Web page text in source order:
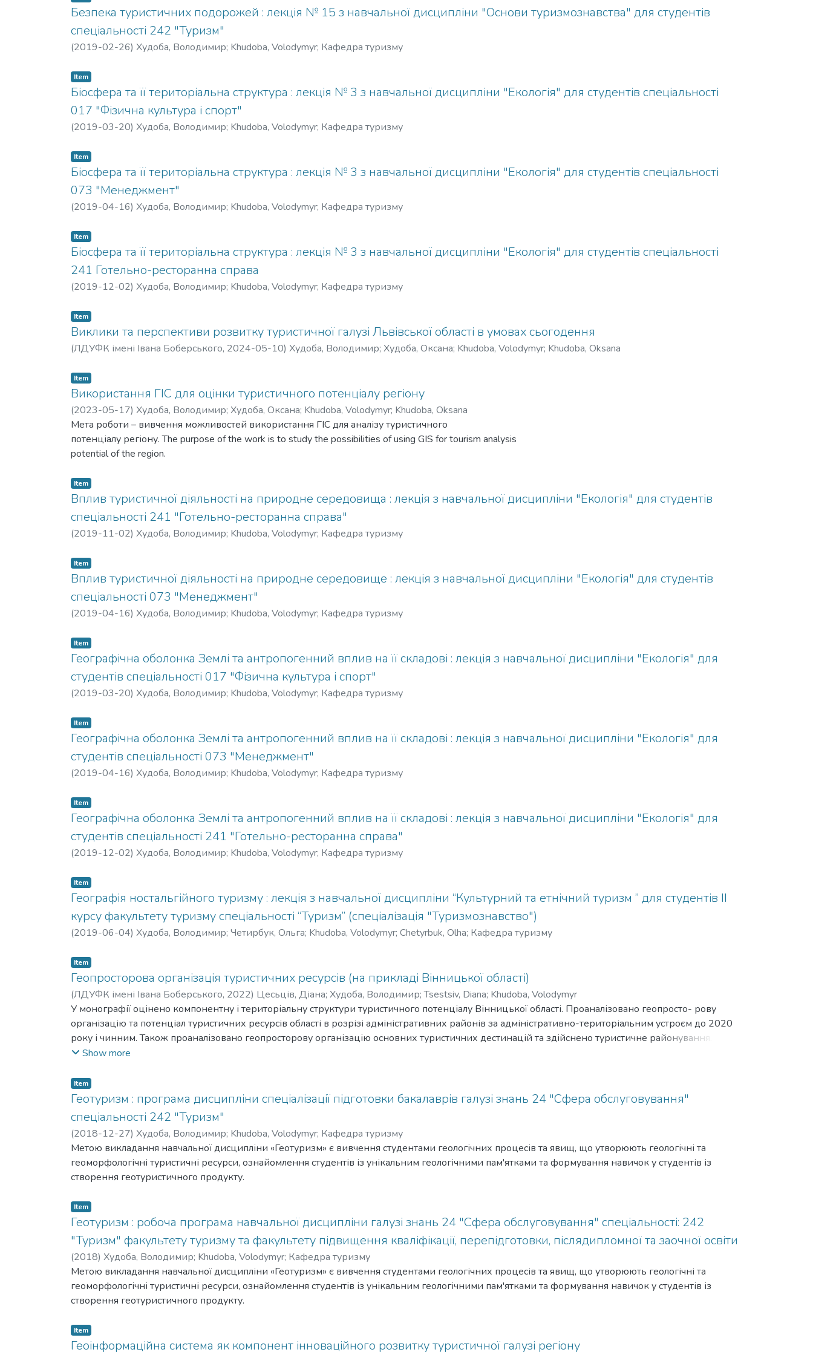
settlements to north, west, east and south. Such lines of distances help for creating a
new different tourists routs and itineraries. The map shows the number of most
attractive tourist’s objects within 16 administrative districts and 3 tourist-recreational
regions of the Rivne Oblast. Such researchment could be useful and interesting for a
Безпека туристичних подорожей : лекція № 15 з навчальної дисципліни "Основи туризмознавства" для студентів
спеціальності 242 "Туризм"
(2019-02-26) Худоба, Володимир; Khudoba, Volodymyr; Кафедра туризму
Item
Біосфера та її територіальна структура : лекція № 3 з навчальної дисципліни "Екологія" для студентів спеціальності
017 "Фізична культура і спорт"
(2019-03-20) Худоба, Володимир; Khudoba, Volodymyr; Кафедра туризму
Item
Біосфера та її територіальна структура : лекція № 3 з навчальної дисципліни "Екологія" для студентів спеціальності
073 "Менеджмент"
(2019-04-16) Худоба, Володимир; Khudoba, Volodymyr; Кафедра туризму
Item
Біосфера та її територіальна структура : лекція № 3 з навчальної дисципліни "Екологія" для студентів спеціальності
241 Готельно-ресторанна справа
(2019-12-02) Худоба, Володимир; Khudoba, Volodymyr; Кафедра туризму
Item
Виклики та перспективи розвитку туристичної галузі Львівської області в умовах сьогодення
(ЛДУФК імені Івана Боберського, 2024-05-10) Худоба, Володимир; Худоба, Оксана; Khudoba, Volodymyr; Khudoba, Oksana
Item
Використання ГІС для оцінки туристичного потенціалу регіону
(2023-05-17) Худоба, Володимир; Худоба, Оксана; Khudoba, Volodymyr; Khudoba, Oksana
Мета роботи – вивчення можливостей використання ГІС для аналізу туристичного
потенціалу регіону. The purpose of the work is to study the possibilities of using GIS for tourism analysis
potential of the region.
Item
Вплив туристичної діяльності на природне середовища : лекція з навчальної дисципліни "Екологія" для студентів
спеціальності 241 "Готельно-ресторанна справа"
(2019-11-02) Худоба, Володимир; Khudoba, Volodymyr; Кафедра туризму
Item
Вплив туристичної діяльності на природне середовище : лекція з навчальної дисципліни "Екологія" для студентів
спеціальності 073 "Менеджмент"
(2019-04-16) Худоба, Володимир; Khudoba, Volodymyr; Кафедра туризму
Item
Географічна оболонка Землі та антропогенний вплив на її складові : лекція з навчальної дисципліни "Екологія" для
студентів спеціальності 017 "Фізична культура і спорт"
(2019-03-20) Худоба, Володимир; Khudoba, Volodymyr; Кафедра туризму
Item
Географічна оболонка Землі та антропогенний вплив на її складові : лекція з навчальної дисципліни "Екологія" для
студентів спеціальності 073 "Менеджмент"
(2019-04-16) Худоба, Володимир; Khudoba, Volodymyr; Кафедра туризму
Item
Географічна оболонка Землі та антропогенний вплив на її складові : лекція з навчальної дисципліни "Екологія" для
студентів спеціальності 241 "Готельно-ресторанна справа"
(2019-12-02) Худоба, Володимир; Khudoba, Volodymyr; Кафедра туризму
Item
Географія ностальгійного туризму : лекція з навчальної дисципліни “Культурний та етнічний туризм ” для студентів IІ
курсу факультету туризму спеціальності “Туризм” (спеціалізація "Туризмознавство")
(2019-06-04) Худоба, Володимир; Четирбук, Ольга; Khudoba, Volodymyr; Chetyrbuk, Olha; Кафедра туризму
Item
Геопросторова організація туристичних ресурсів (на прикладі Вінницької області)
(ЛДУФК імені Івана Боберського, 2022) Цесьців, Діана; Худоба, Володимир;Tsestsiv, Diana; Khudoba, Volodymyr
У монографії оцінено компонентну і територіальну структури туристичного потенціалу Вінницької області. Проаналізовано геопросто- рову
організацію та потенціал туристичних ресурсів області в розрізі адміністративних районів за адміністративно-територіальним устроєм до 2020
року і чинним. Також проаналізовано геопросторову організацію основних туристичних дестинацій та здійснено туристичне районування.
Обґрунтовано систему напрямів і заходів оптимізації використання туристичних ресурсів з урахуванням сучасного адміністративно-
Для географів, краєзнавців, туристів, науково-педагогічних працівників, аспірантів, студентів, спеціалістів з охорони та збереження туристичних
ресурсів, а також державних та регіональних установ, усіх, хто цікавиться проблемами геопросторової організації туристичних ресурсів у
регіоні.The monograph assesses the component and territorial structure of the tourism potential of the Vinnytsia region. The geospatial organization and
potential of tourism resources of the region were analyzed in terms of administrative districts according to the administrative-territorial system until 2020 and
current. The geospatial organization of the main tourist destinations was also analyzed and tourist zoning was carried out. The system of directions and measures
for optimizing the use of tourist resources is substantiated, taking into account the modern administrative and territorial structure of the region.
Show more
Item
Геотуризм : програма дисципліни спеціалізації підготовки бакалаврів галузі знань 24 "Сфера обслуговування"
cпеціальності 242 "Туризм"
(2018-12-27) Худоба, Володимир; Khudoba, Volodymyr; Кафедра туризму
Метою викладання навчальної дисципліни «Геотуризм» є вивчення студентами геологічних процесів та явищ, що утворюють геологічні та
геоморфологічні туристичні ресурси, ознайомлення студентів із унікальним геологічними пам'ятками та формування навичок у студентів із
створення геотуристичного продукту.
Item
Геотуризм : робоча програма навчальної дисципліни галузі знань 24 "Сфера обслуговування" спеціальності: 242
"Туризм" факультету туризму та факультету підвищення кваліфікації, перепідготовки, післядипломної та заочної освіти
(2018) Худоба, Володимир; Khudoba, Volodymyr; Кафедра туризму
Метою викладання навчальної дисципліни «Геотуризм» є вивчення студентами геологічних процесів та явищ, що утворюють геологічні та
геоморфологічні туристичні ресурси, ознайомлення студентів із унікальним геологічними пам'ятками та формування навичок у студентів із
створення геотуристичного продукту.
Item
Геоінформаційна система як компонент інноваційного розвитку туристичної галузі регіону